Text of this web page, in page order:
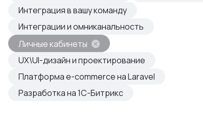
Интеграция в вашу команду
Интеграции и омниканальность
Личные кабинеты
UX\UI-дизайн и проектирование
Платформа e-commerce на Laravel
Разработка на 1С-Битрикс